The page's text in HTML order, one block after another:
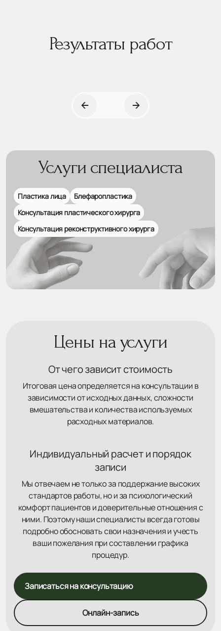
Результаты работ
Услуги специалиста
Пластика лица
Блефаропластика
Консультация пластического хирурга
Консультация реконструктивного хирурга
Цены на услуги
От чего зависит стоимость
Итоговая цена определяется на консультации в
зависимости от исходных данных, сложности
вмешательства и количества используемых
расходных материалов.
Индивидуальный расчет и порядок
записи
Мы отвечаем не только за поддержание высоких
стандартов работы, но и за психологический
комфорт пациентов и доверительные отношения с
ними. Поэтому наши специалисты всегда готовы
подробно обосновать свои назначения и учесть
ваши пожелания при составлении графика
процедур.
Записаться на консультацию
Онлайн-запись